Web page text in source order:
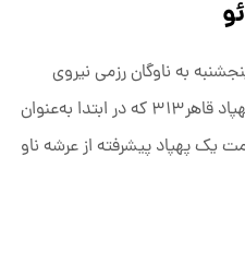
به ناوگان رزمی نیروی
دریایی سپاه الحاق شد. همچنین پهپاد قاهر۳۱۳ که در ابتدا به‌عنوان
یک پهپاد پیشرفته از عرشه ناو